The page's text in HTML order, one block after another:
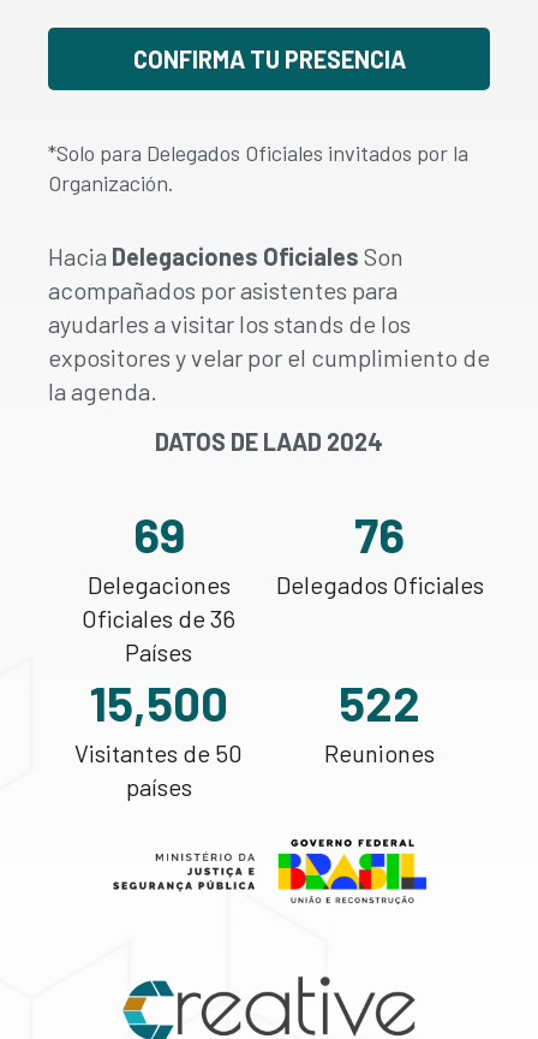
CONFIRMA TU PRESENCIA
*Solo para Delegados Oficiales invitados por la
Organización.
Hacia Delegaciones Oficiales Son
acompañados por asistentes para
ayudarles a visitar los stands de los
expositores y velar por el cumplimiento de
la agenda.
DATOS DE LAAD 2024
69
Delegaciones
Oficiales de 36
Países
76
Delegados Oficiales
15,500
Visitantes de 50
países
522
Reuniones